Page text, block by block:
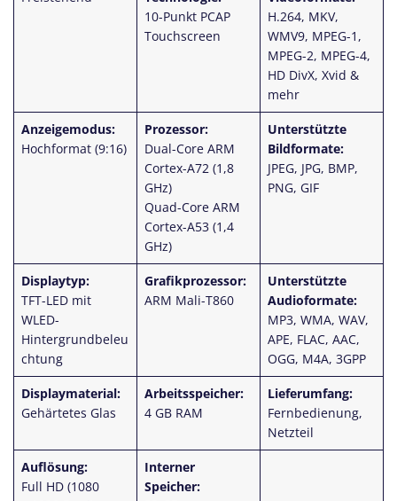
10-Punkt PCAP
Touchscreen
H.264, MKV,
WMV9, MPEG-1,
MPEG-2, MPEG-4,
HD DivX, Xvid &
mehr
Anzeigemodus:
Hochformat (9:16)
Prozessor:
Dual-Core ARM
Cortex-A72 (1,8
GHz)
Quad-Core ARM
Cortex-A53 (1,4
GHz)
Unterstützte
Bildformate:
JPEG, JPG, BMP,
PNG, GIF
Displaytyp:
TFT-LED mit
WLED-
Hintergrundbeleu
chtung
Grafikprozessor:
ARM Mali-T860
Unterstützte
Audioformate:
MP3, WMA, WAV,
APE, FLAC, AAC,
OGG, M4A, 3GPP
Displaymaterial:
Gehärtetes Glas
Arbeitsspeicher:
4 GB RAM
Lieferumfang:
Fernbedienung,
Netzteil
Auflösung:
Full HD (1080
Interner
Speicher: